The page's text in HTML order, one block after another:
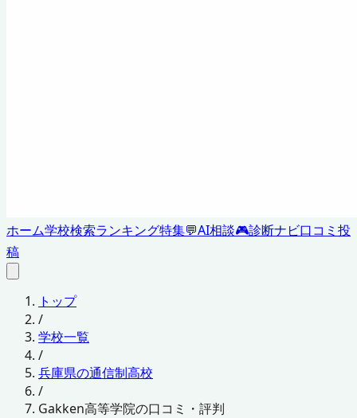
ホーム学校検索ランキング特集💬AI相談🎮診断ナビ口コミ投
稿
トップ
/
学校一覧
/
兵庫県の通信制高校
/
Gakken高等学院の口コミ・評判